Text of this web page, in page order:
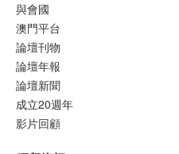
與會國
澳門平台
論壇刊物
論壇年報
論壇新聞
成立20週年
影片回顧